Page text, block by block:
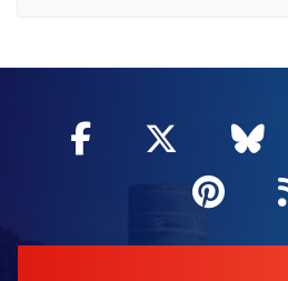
Facebook
, Ouvre une
Twitter
, ,
,